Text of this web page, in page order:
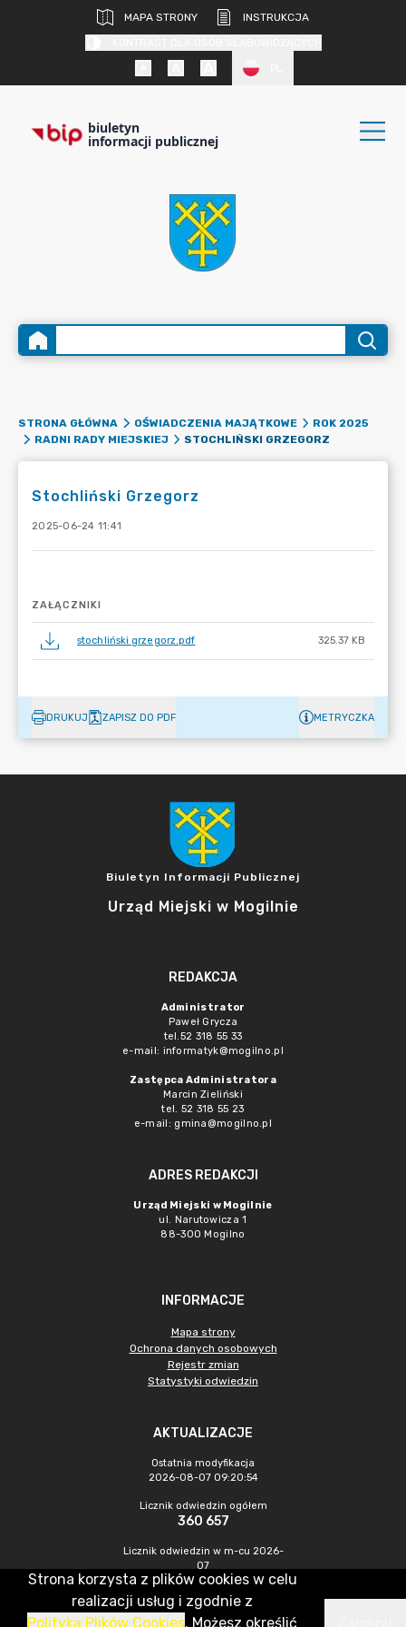
MAPA STRONY
INSTRUKCJA
biuletyn
informacji publicznej
STRONA GŁÓWNA OŚWIADCZENIA MAJĄTKOWE
ROK 2025
RADNI RADY MIEJSKIEJ
STOCHLIŃSKI GRZEGORZ
Stochliński Grzegorz
2025-06-24 11:41
ZAŁĄCZNIKI
stochliński grzegorz.pdf 325.37 KB
DRUKUJ ZAPISZ DO PDF METRYCZKA
Biuletyn Informacji Publicznej
Urząd Miejski w Mogilnie
REDAKCJA
Administrator
Paweł Grycza
tel.52 318 55 33
e-mail: informatyk@mogilno.pl
Zastępca Administratora
Marcin Zieliński
tel. 52 318 55 23
e-mail: gmina@mogilno.pl
ADRES REDAKCJI
Urząd Miejski w Mogilnie
ul. Narutowicza 1
88-300 Mogilno
INFORMACJE
Mapa strony
Ochrona danych osobowych
Rejestr zmian
Statystyki odwiedzin
AKTUALIZACJE
Ostatnia modyfikacja
2026-08-07 09:20:54
Licznik odwiedzin ogółem
360 657
Licznik odwiedzin w m-cu 2026-
07
1 302
CMS & Hosting: Nefeni Sp. z o.o.
Strona korzysta z plików cookies w celu
realizacji usług i zgodnie z
Polityką Plików Cookies. Możesz określić